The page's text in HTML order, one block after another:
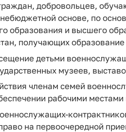
добровольцев,
основе, по
образования и высшего
получающих
детьми
музеев,
членам семей
рабочими
на первоочередной